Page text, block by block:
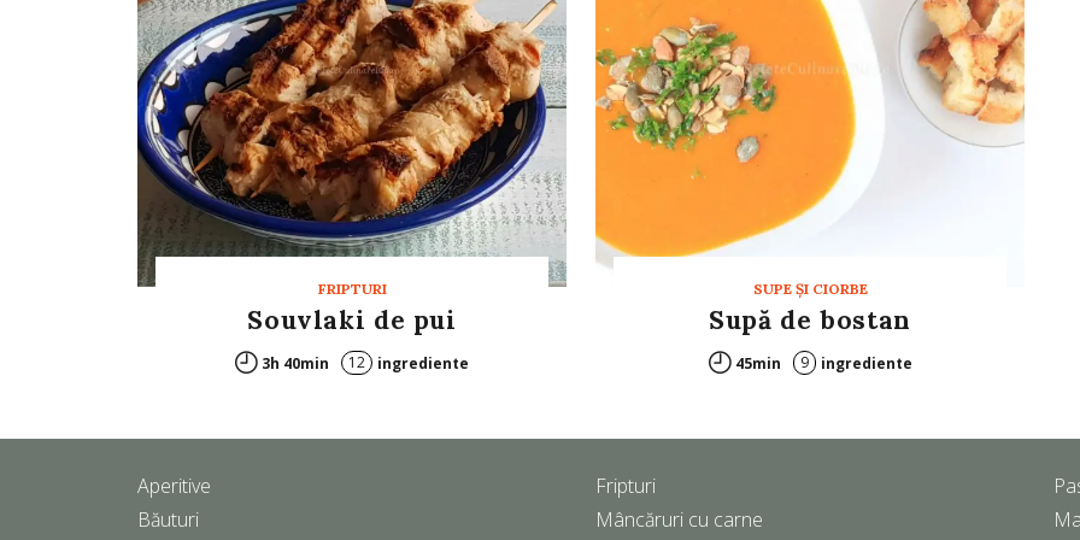
FRIPTURI
Souvlaki de pui
3h 40min 12 ingrediente
SUPE ŞI CIORBE
Supă de bostan
45min 9 ingrediente
Aperitive
Băuturi
Fripturi
Mâncăruri cu carne